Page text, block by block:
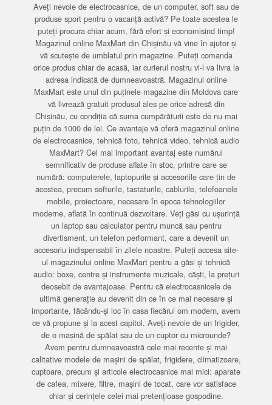
Aveți nevoie de electrocasnice, de un computer, soft sau de
produse sport pentru o vacanță activă? Pe toate acestea le
puteți procura chiar acum, fără efort și economisind timp!
Magazinul online MaxMart din Chișinău vă vine în ajutor și
vă scutește de umblatul prin magazine. Puteți comanda
orice produs chiar de acasă, iar curierul nostru vi-l va livra la
adresa indicată de dumneavoastră. Magazinul online
MaxMart este unul din puținele magazine din Moldova care
vă livrează gratuit produsul ales pe orice adresă din
Chișinău, cu condiția că suma cumpărăturii este de nu mai
puțin de 1000 de lei. Ce avantaje vă oferă magazinul online
de electrocasnice, tehnică foto, tehnică video, tehnică audio
MaxMart? Cel mai important avantaj este numărul
semnificativ de produse aflate în stoc, printre care se
numără: computerele, laptopurile și accesoriile care țin de
acestea, precum softurile, tastaturile, cablurile, telefoanele
mobile, proiectoare, necesare în epoca tehnologiilor
moderne, aflată în continuă dezvoltare. Veți găsi cu ușurință
un laptop sau calculator pentru muncă sau pentru
divertisment, un telefon performant, care a devenit un
accesoriu indispensabil în zilele noastre. Puteți accesa site-
ul magazinului online MaxMart pentru a găsi și tehnică
audio: boxe, centre și instrumente muzicale, căști, la prețuri
deosebit de avantajoase. Pentru că electrocasnicele de
ultimă generație au devenit din ce în ce mai necesare și
importante, făcându-și loc în casa fiecărui om modern, avem
ce vă propune și la acest capitol. Aveți nevoie de un frigider,
de o mașină de spălat sau de un cuptor cu microunde?
Avem pentru dumneavoastră cele mai recente și mai
calitative modele de mașini de spălat, frigidere, climatizoare,
cuptoare, precum și articole electrocasnice mai mici: aparate
de cafea, mixere, filtre, mașini de tocat, care vor satisface
chiar și cerințele celei mai pretențioase gospodine.